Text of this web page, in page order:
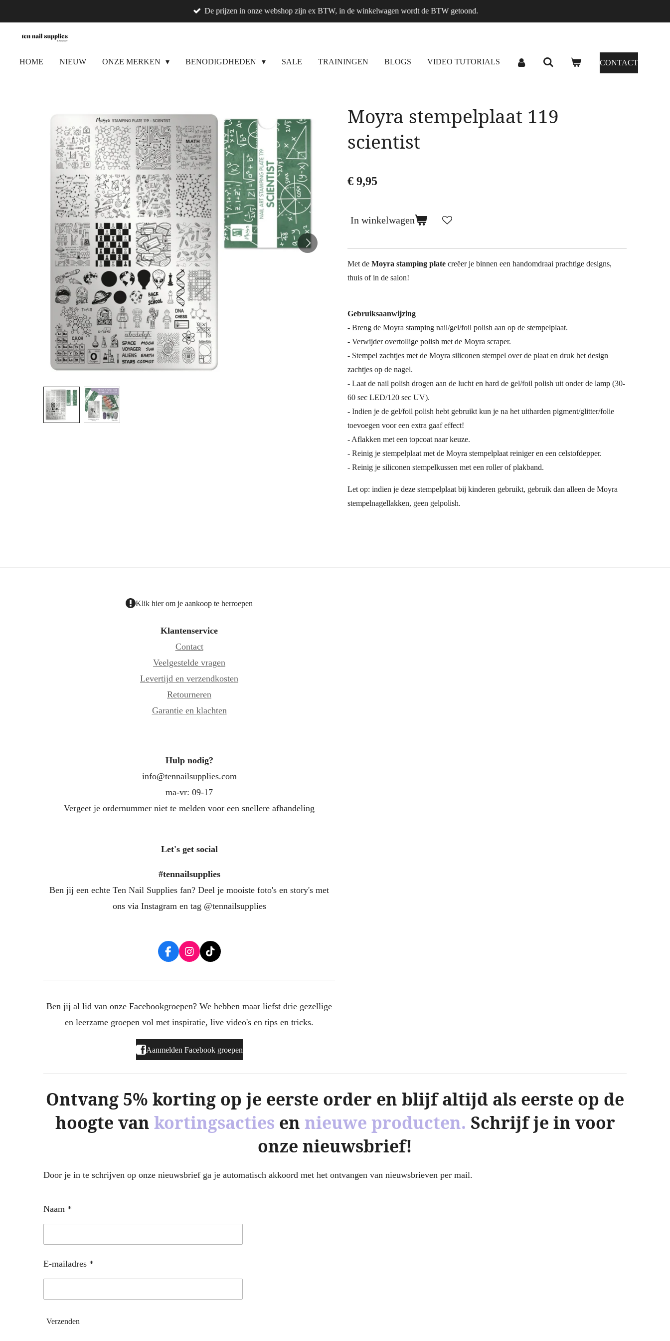
direct
hoofdinhoud
De prijzen in onze webshop zijn ex BTW, in de winkelwagen wordt de BTW getoond.
HOME NIEUW ONZE MERKEN BENODIGDHEDEN SALE TRAININGEN BLOGS VIDEO TUTORIALS CONTACT
Moyra stempelplaat 119
scientist
€ 9,95
In winkelwagen
Met de Moyra stamping plate creëer je binnen een handomdraai prachtige designs,
thuis of in de salon!
Gebruiksaanwijzing
- Breng de Moyra stamping nail/gel/foil polish aan op de stempelplaat.
- Verwijder overtollige polish met de Moyra scraper.
- Stempel zachtjes met de Moyra siliconen stempel over de plaat en druk het design
zachtjes op de nagel.
- Laat de nail polish drogen aan de lucht en hard de gel/foil polish uit onder de lamp (30-
60 sec LED/120 sec UV).
- Indien je de gel/foil polish hebt gebruikt kun je na het uitharden pigment/glitter/folie
toevoegen voor een extra gaaf effect!
- Aflakken met een topcoat naar keuze.
- Reinig je stempelplaat met de Moyra stempelplaat reiniger en een celstofdepper.
- Reinig je siliconen stempelkussen met een roller of plakband.
Let op: indien je deze stempelplaat bij kinderen gebruikt, gebruik dan alleen de Moyra
stempelnagellakken, geen gelpolish.
Klik hier om je aankoop te herroepen
Klantenservice
Contact
Veelgestelde vragen
Levertijd en verzendkosten
Retourneren
Garantie en klachten
Hulp nodig?
info@tennailsupplies.com
ma-vr: 09-17
Vergeet je ordernummer niet te melden voor een snellere afhandeling
Let's get social
#tennailsupplies
Ben jij een echte Ten Nail Supplies fan? Deel je mooiste foto's en story's met
ons via Instagram en tag @tennailsupplies
F
o
o
k
I
a
T
Ben jij al lid van onze Facebookgroepen? We hebben maar liefst drie gezellige
en leerzame groepen vol met inspiratie, live video's en tips en tricks.
Aanmelden Facebook groepen
Ontvang 5% korting op je eerste order en blijf altijd als eerste op de
hoogte van kortingsacties en nieuwe producten. Schrijf je in voor
onze nieuwsbrief!
Door je in te schrijven op onze nieuwsbrief ga je automatisch akkoord met het ontvangen van nieuwsbrieven per mail.
Naam *
E-mailadres *
Verzenden